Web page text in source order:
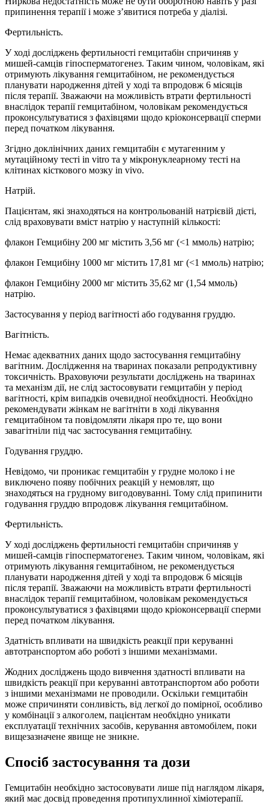
припинення терапії і може з’явитися потреба у діалізі.
Фертильність.
У ході досліджень фертильності гемцитабін спричиняв у
мишей-самців гіпосперматогенез. Таким чином, чоловікам, які
отримують лікування гемцитабіном, не рекомендується
планувати народження дітей у ході та впродовж 6 місяців
після терапії. Зважаючи на можливість втрати фертильності
внаслідок терапії гемцитабіном, чоловікам рекомендується
проконсультуватися з фахівцями щодо кріоконсервації сперми
перед початком лікування.
Згідно доклінічних даних гемцитабін є мутагенним у
мутаційному тесті in vitro та у мікронуклеарному тесті на
клітинах кісткового мозку in vivo.
Натрій.
Пацієнтам, які знаходяться на контрольованій натрієвій дієті,
слід враховувати вміст натрію у наступній кількості:
флакон Гемцибіну 200 мг містить 3,56 мг (<1 ммоль) натрію;
флакон Гемцибіну 1000 мг містить 17,81 мг (<1 ммоль) натрію;
флакон Гемцибіну 2000 мг містить 35,62 мг (1,54 ммоль)
натрію.
Застосування у період вагітності або годування груддю.
Вагітність.
Немає адекватних даних щодо застосування гемцитабіну
вагітним. Дослідження на тваринах показали репродуктивну
токсичність. Враховуючи результати досліджень на тваринах
та механізм дії, не слід застосовувати гемцитабін у період
вагітності, крім випадків очевидної необхідності. Необхідно
рекомендувати жінкам не вагітніти в ході лікування
гемцитабіном та повідомляти лікаря про те, що вони
завагітніли під час застосування гемцитабіну.
Годування груддю.
Невідомо, чи проникає гемцитабін у грудне молоко і не
виключено появу побічних реакцій у немовлят, що
знаходяться на грудному вигодовуванні. Тому слід припинити
годування груддю впродовж лікування гемцитабіном.
Фертильність.
У ході досліджень фертильності гемцитабін спричиняв у
мишей-самців гіпосперматогенез. Таким чином, чоловікам, які
отримують лікування гемцитабіном, не рекомендується
планувати народження дітей у ході та впродовж 6 місяців
після терапії. Зважаючи на можливість втрати фертильності
внаслідок терапії гемцитабіном, чоловікам рекомендується
проконсультуватися з фахівцями щодо кріоконсервації сперми
перед початком лікування.
Здатність впливати на швидкість реакції при керуванні
автотранспортом або роботі з іншими механізмами.
Жодних досліджень щодо вивчення здатності впливати на
швидкість реакції при керуванні автотранспортом або роботи
з іншими механізмами не проводили. Оскільки гемцитабін
може спричиняти сонливість, від легкої до помірної, особливо
у комбінації з алкоголем, пацієнтам необхідно уникати
експлуатації технічних засобів, керування автомобілем, поки
вищезазначене явище не зникне.
Спосіб застосування та дози
Гемцитабін необхідно застосовувати лише під наглядом лікаря,
який має досвід проведення протипухлинної хіміотерапії.